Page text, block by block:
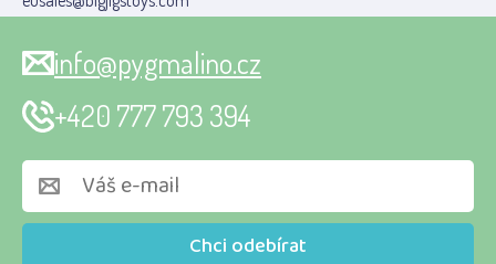
Chci odebírat
info@pygmalino.cz
+420 777 793 394